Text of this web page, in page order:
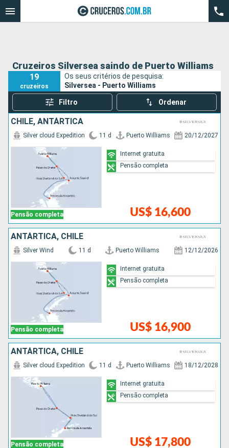
Cruzeiros Silversea saindo de Puerto Williams
19
cruzeiros
Os seus critérios de pesquisa:
Silversea - Puerto Williams
Filtro Ordenar
CHILE, ANTÁRTICA
Pensão completa
Silver cloud Expedition 11 d Puerto Williams 20/12/2027
US$ 16,600
Internet gratuita
Pensão completa
ANTÁRTICA, CHILE
Pensão completa
Silver Wind 11 d Puerto Williams 12/12/2026
US$ 16,900
Internet gratuita
Pensão completa
ANTÁRTICA, CHILE
Pensão completa
Silver cloud Expedition 11 d Puerto Williams 18/12/2028
US$ 17,800
Internet gratuita
Pensão completa